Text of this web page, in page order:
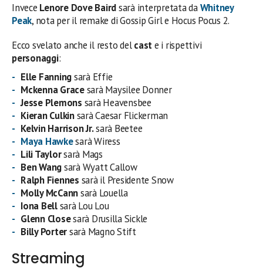
Invece Lenore Dove Bairdsarà interpretata daWhitney
Peak, nota per il remake di Gossip Girl e Hocus Pocus 2.
Ecco svelato anche il resto delcaste i rispettivi
personaggi:
Elle Fanningsarà Effie
Mckenna Gracesarà Maysilee Donner
Jesse Plemons sarà Heavensbee
Kieran Culkinsarà Caesar Flickerman
Kelvin Harrison Jr.sarà Beetee
Maya Hawkesarà Wiress
Lili Taylorsarà Mags
Ben Wangsarà Wyatt Callow
Ralph Fiennes sarà il Presidente Snow
Molly McCannsarà Louella
Iona Bellsarà Lou Lou
Glenn Closesarà Drusilla Sickle
Billy Portersarà Magno Stift
Streaming